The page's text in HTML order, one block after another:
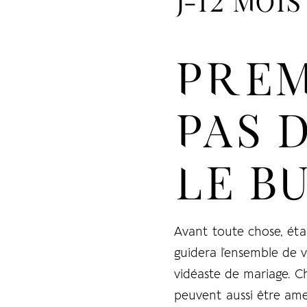
PAS
LE
Avant toute chose,
guidera l’ensemble
vidéaste de mariage.
peuvent aussi être